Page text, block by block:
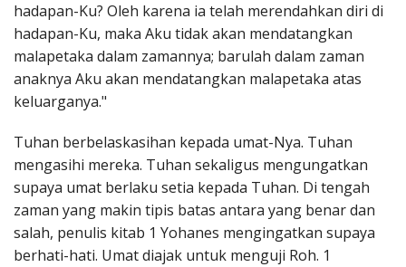
hadapan-Ku? Oleh karena ia telah merendahkan diri di
hadapan-Ku, maka Aku tidak akan mendatangkan
malapetaka dalam zamannya; barulah dalam zaman
anaknya Aku akan mendatangkan malapetaka atas
keluarganya."
Tuhan berbelaskasihan kepada umat-Nya. Tuhan
mengasihi mereka. Tuhan sekaligus mengungatkan
supaya umat berlaku setia kepada Tuhan. Di tengah
zaman yang makin tipis batas antara yang benar dan
salah, penulis kitab 1 Yohanes mengingatkan supaya
berhati-hati. Umat diajak untuk menguji Roh. 1